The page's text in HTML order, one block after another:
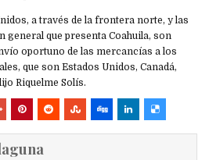
a través de la frontera norte, y las
general que presenta Coahuila, son
oportuno de las mercancías a los
que son Estados Unidos, Canadá,
Riquelme Solís.